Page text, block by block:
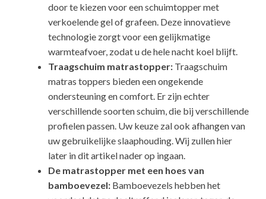
door te kiezen voor een schuimtopper met
verkoelende gel of grafeen. Deze innovatieve
technologie zorgt voor een gelijkmatige
warmteafvoer, zodat u de hele nacht koel blijft.
Traagschuim matrastopper: Traagschuim
matras toppers bieden een ongekende
ondersteuning en comfort. Er zijn echter
verschillende soorten schuim, die bij verschillende
profielen passen. Uw keuze zal ook afhangen van
uw gebruikelijke slaaphouding. Wij zullen hier
later in dit artikel nader op ingaan.
De matrastopper met een hoes van
bamboevezel: Bamboevezels hebben het